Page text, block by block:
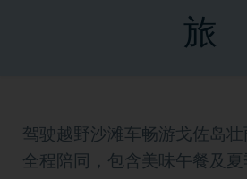
旅
驾驶越野沙滩车畅游戈佐岛
全程陪同，包含美味午餐及夏